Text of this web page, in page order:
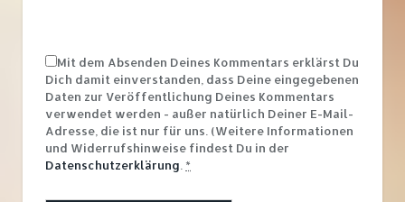
Mit dem Absenden Deines Kommentars erklärst Du
Dich damit einverstanden, dass Deine eingegebenen
Daten zur Veröffentlichung Deines Kommentars
verwendet werden - außer natürlich Deiner E-Mail-
Adresse, die ist nur für uns. (Weitere Informationen
und Widerrufshinweise findest Du in der
Datenschutzerklärung.*